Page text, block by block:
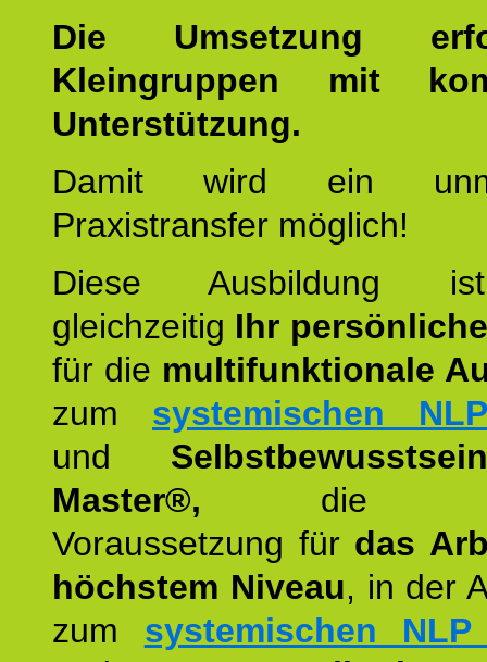
Die Umsetzung
Kleingruppen mit
Unterstützung.
Damit wird ein
Praxistransfer möglich!
Diese Ausbildung
gleichzeitig Ihr
für die multifunktionale
zum systemischen
und
Master®, die
Voraussetzung für das
höchstem Niveau, in der
zum systemischen